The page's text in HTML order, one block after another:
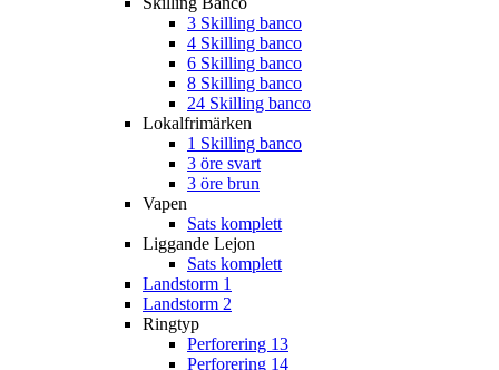
3 Skilling banco
4 Skilling banco
6 Skilling banco
8 Skilling banco
24 Skilling banco
Lokalfrimärken
1 Skilling banco
3 öre svart
3 öre brun
Vapen
Sats komplett
Liggande Lejon
Sats komplett
Landstorm 1
Landstorm 2
Ringtyp
Perforering 13
Perforering 14